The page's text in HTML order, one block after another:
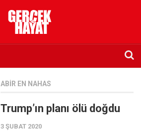
ABIR EN NAHAS
Trump’ın planı ölü doğdu
3 ŞUBAT 2020